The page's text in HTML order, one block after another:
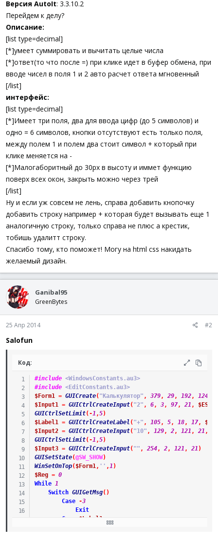
Версия AutoIt: 3.3.10.2
Перейдем к делу?
Описание:
[list type=decimal]
[*]умеет суммировать и вычитать целые числа
[*]ответ(то что после =) при клике идет в буфер обмена, при
вводе чисел в поля 1 и 2 авто расчет ответа мгновенный
[/list]
интерфейс:
[list type=decimal]
[*]Имеет три поля, два для ввода цифр (до 5 символов) и
одно = 6 символов, кнопки отсутствуют есть только поля,
между полем 1 и полем два стоит символ + который при
клике меняется на -
[*]Малогаборитный до 30px в высоту и иммет функцию
поверх всех окон, закрыть можно через трей
[/list]
Ну и если уж совсем не лень, справа добавить кнопочку
добавить строку например + которая будет вызывать еще 1
аналогичную строку, только справа не плюс а крестик,
тобишь удалитт строку.
Спасибо тому, кто поможет! Могу на html css накидать
желаемый дизайн.
Ganibal95
GreenBytes
25 Апр 2014 #2
Salofun
Код:
#include <WindowsConstants.au3>
#include <EditConstants.au3>
$Form1 = GUICreate( "Калькулятор" , 379, 29, 192, 124
$Input1 = GUICtrlCreateInput( "2" , 6, 3, 97, 21 ,
GUICtrlSetLimit( -1 ,5)
$Label1 = GUICtrlCreateLabel ( "+" , 105, 5, 18, 17,
$Input2 = GUICtrlCreateInput( "10" , 129, 2, 121 , 21 ,
GUICtrlSetLimit( -1 ,5)
$Input3 = GUICtrlCreateInput( "" , 254, 2, 121 , 21 )
GUISetState(@SW_SHOW)
WinSetOnTop( $Form1, '' ,1 )
$Reg = 0
While 1
Switch GUIGetMsg( )
Case
-3
Exit
Case
$Label1